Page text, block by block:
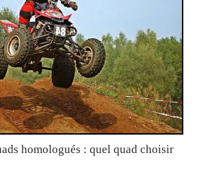
homologués : quel quad choisir